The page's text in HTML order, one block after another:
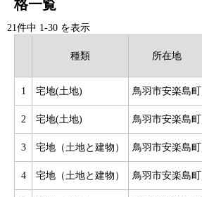
格一覧
21件中 1-30 を表示
種類 所在地
1 宅地(土地) 鳥羽市安楽島町
2 宅地(土地) 鳥羽市安楽島町
3 宅地（土地と建物） 鳥羽市安楽島町
4 宅地（土地と建物） 鳥羽市安楽島町